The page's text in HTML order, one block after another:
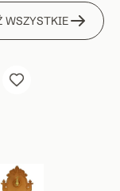
WSZYSTKIE